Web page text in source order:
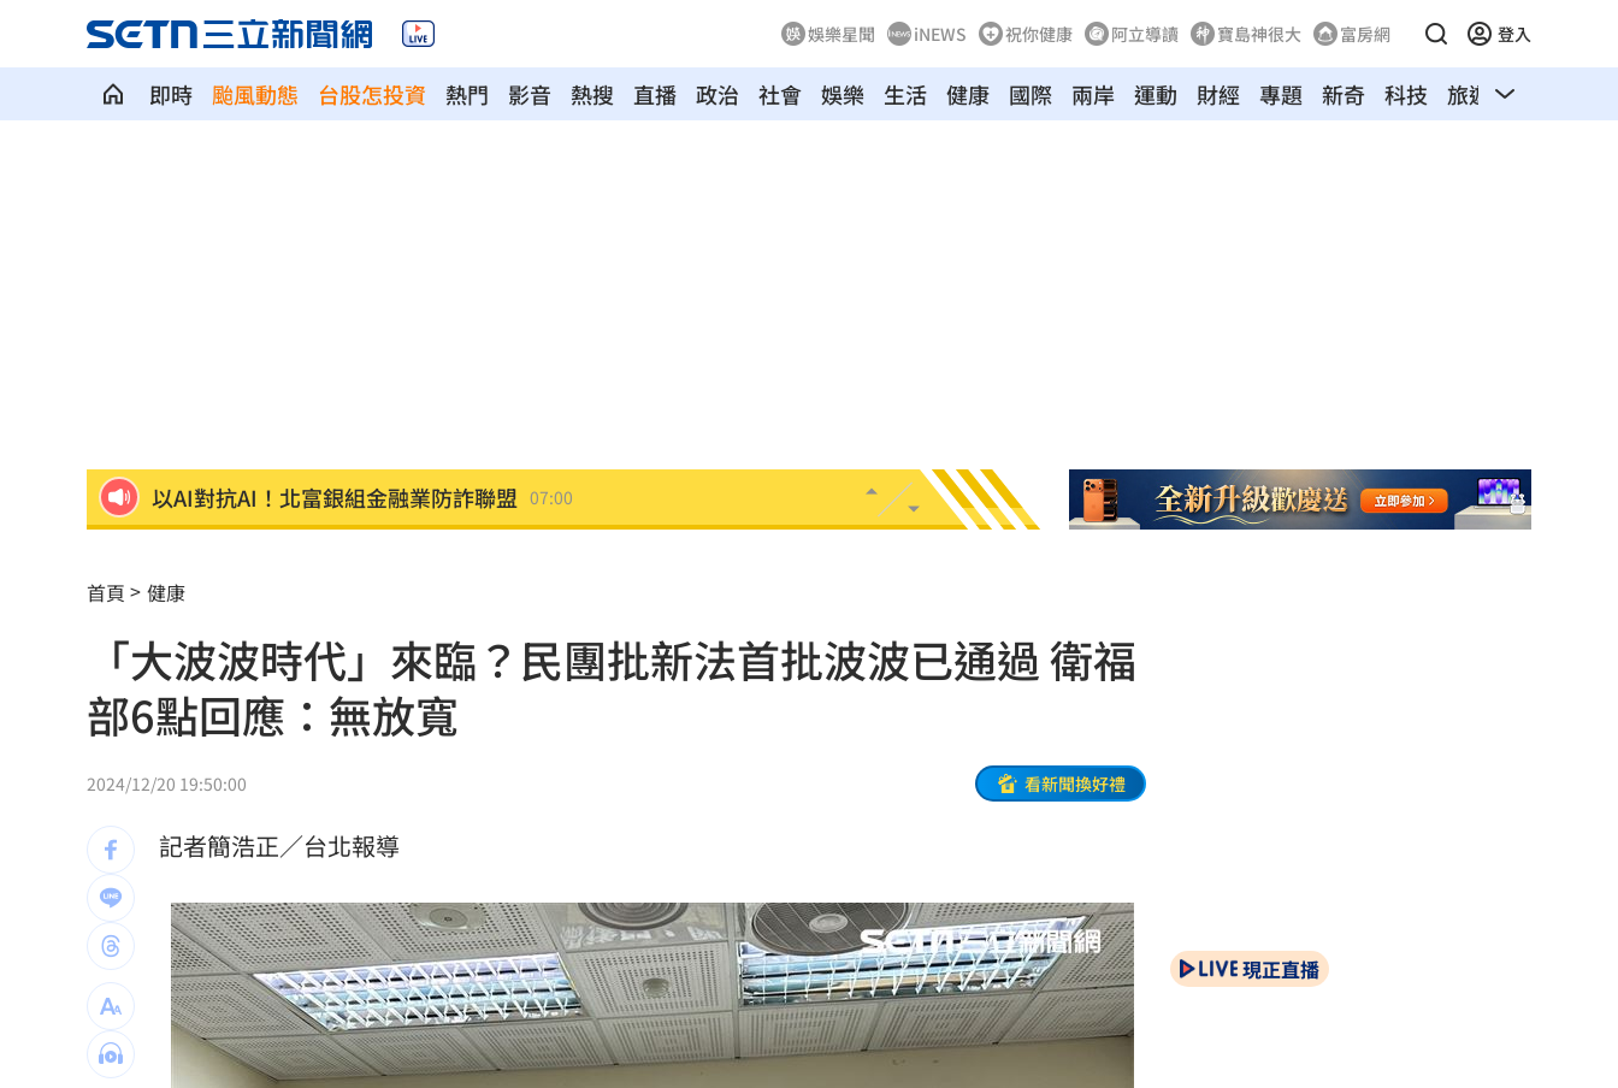
娛樂星聞 iNEWS 祝你健康 阿立導讀 寶島神很大 富房網 登入
即時 颱風動態 台股怎投資 熱門 影音 熱搜 直播 政治 社會 娛樂 生活 健康 國際 兩岸 運動 財經 專題 新奇 科技 旅遊 汽車
以AI對抗AI！北富銀組金融業防詐聯盟 07:00
肉搜黃爸慘了！惹毛輝達下場曝
川普簽行政命令！限出生公民權禁生育旅遊 06:50
王凱靈堂照惹淚 竟是「送媽媽的禮物」
新／國道事故！車卡匝道…駕駛受困、昏迷
7縣市大雨特報開轟 白海豚減慢、雨炸3天
盤前／台指夜盤彈285點 台股拚延續反彈 06:21
美股多收黑！道瓊跌464點 費半小漲39點 06:12
今迎立秋！「5星座、5生肖」財運旺到爆 06:10
首頁 健康
「大波波時代」來臨？民團批新法首批波波已通過 衛福
部6點回應：無放寬
2024/12/20 19:50:00 看新聞換好禮
記者簡浩正／台北報導
現正直播